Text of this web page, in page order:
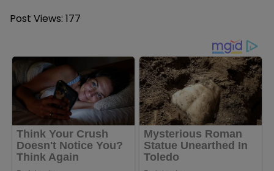
Post Views: 177